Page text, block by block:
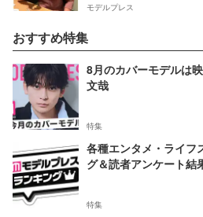
モデルプレス
おすすめ特集
8月のカバーモデルは
文哉
特集
各種エンタメ・ライフ
グ＆読者アンケート結
特集